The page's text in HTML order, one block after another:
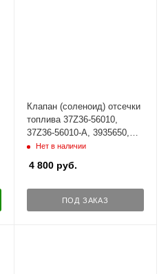
Клапан (соленоид) отсечки
топлива 37Z36-56010,
37Z36-56010-A, 3935650,
3977620 для CUMMINS,
Нет в наличии
4 800руб.
ПОД ЗАКАЗ